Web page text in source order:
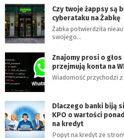
Czy twoje żappsy są
cyberataku na Żabkę
Żabka potwierdziła
swojego…
Znajomy prosi o głos
przejmują konta na
Wiadomość przychodzi
Dlaczego banki biją
KPO o wartości
na kredyt
Popyt na kredyt ze